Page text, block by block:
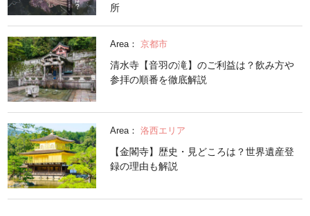
所
Area： 京都市
清水寺【音羽の滝】のご利益は？飲み方や
参拝の順番を徹底解説
Area： 洛西エリア
【金閣寺】歴史・見どころは？世界遺産登
録の理由も解説